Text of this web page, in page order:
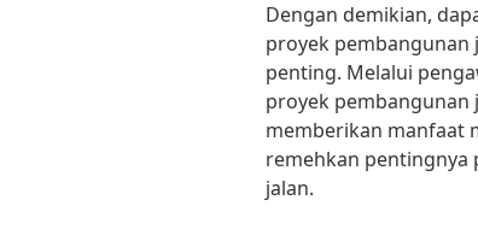
Dengan demikian,
proyek pembangunan
penting. Melalui
proyek pembangunan
memberikan manfaat
remehkan pentingnya
jalan.